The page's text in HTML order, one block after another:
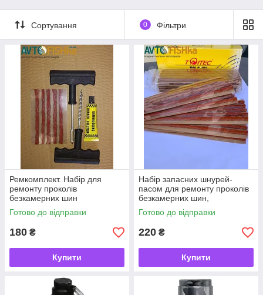
Сортування 0 Фільтри
Ремкомплект. Набір для
ремонту проколів
безкамерних шин
Готово до відправки
180 ₴
Купити
Набір запасних шнурей-
пасом для ремонту проколів
безкамерних шин,
ремкомплект
Готово до відправки
220 ₴
Купити